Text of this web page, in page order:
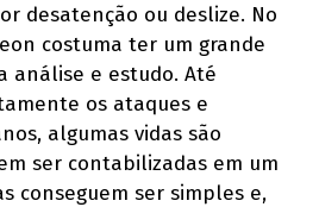
desatenção ou deslize. No
costuma ter um grande
análise e estudo. Até
os ataques e
algumas vidas são
ser contabilizadas em um
conseguem ser simples e,